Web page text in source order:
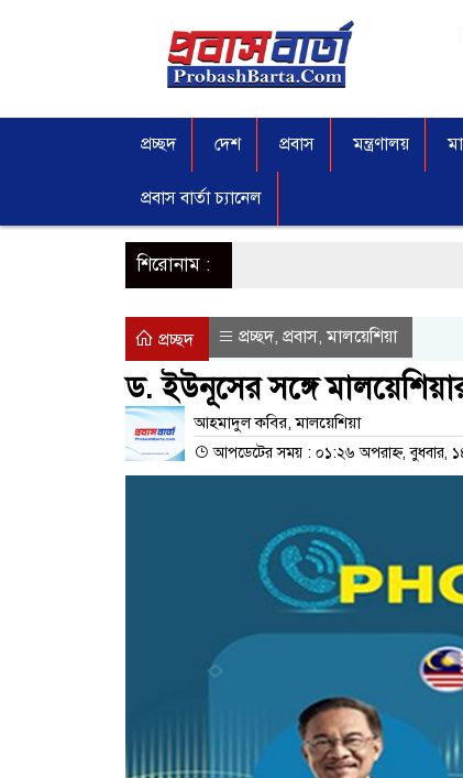
প্রচ্ছদ দেশ প্রবাস মন্ত্রণালয়
প্রবাস বার্তা চ্যানেল
শিরোনাম :
প্রচ্ছদ প্রচ্ছদ, প্রবাস,মালয়েশিয়া
ড. ইউনূসের সঙ্গে
আহমাদুল কবির, মালয়েশিয়া
আপডেটের সময় : ০১:২৬ অপরাহ্ন, বুধবার,